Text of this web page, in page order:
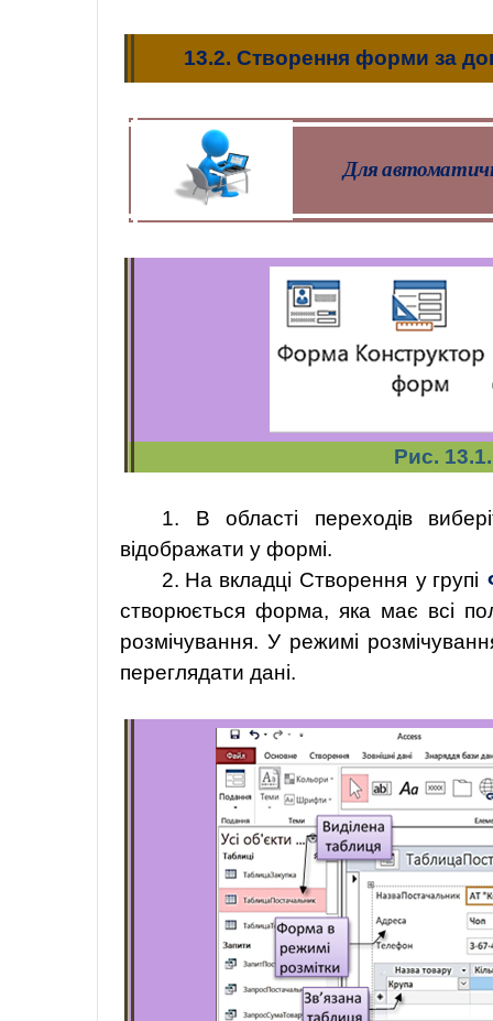
13.2. Створення форми за
Для
Рис.
1. В області переходів
відображати у формі.
2. На вкладці Створення у групі
створюється форма, яка має всі
розмічування. У режимі
переглядати дані.